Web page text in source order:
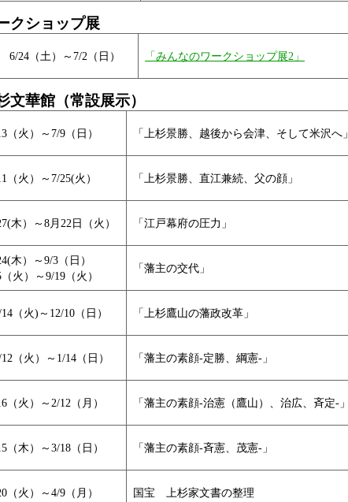
クショップ展
24（土）～7/2（日） 「みんなのワークショップ展2」
文華館（常設展示）
（火）～7/9（日） 「上杉景勝、越後から会津、そして米沢へ」
（火）～7/25(火） 「上杉景勝、直江兼続、父の顔」
木）～8月22日（火） 「江戸幕府の圧力」
木）～9/3（日）
火）～9/19（火）
「藩主の交代」
14（火)～12/10（日） 「上杉鷹山の藩政改革」
12（火）～1/14（日） 「藩主の素顔-定勝、綱憲-」
（火）～2/12（月） 「藩主の素顔-治憲（鷹山）、治広、斉定-」
（木）～3/18（日） 「藩主の素顔-斉憲、茂憲-」
（火）～4/9（月） 国宝 上杉家文書の整理